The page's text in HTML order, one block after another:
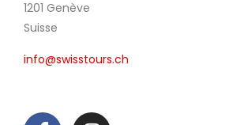
1201 Genève
Suisse
info@swisstours.ch